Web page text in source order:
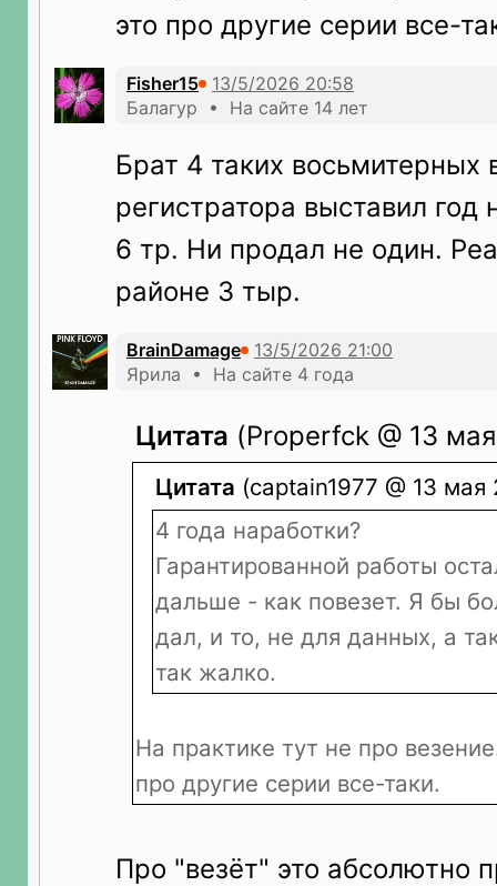
это про другие серии все-
Fisher15
Балагур • На сайте 14 лет
Брат 4 таких восьмитерных
регистратора выставил год
6 тр. Ни продал не один.
районе 3 тыр.
BrainDamage
Ярила • На сайте 4 года
Цитата (Properfck @ 13
Цитата (captain1977 @ 13
4 года наработки?
Гарантированной работы
дальше - как повезет. Я бы
дал, и то, не для данных, а
так жалко.
На практике тут не про
про другие серии все-таки.
Про "везёт" это абсолютно